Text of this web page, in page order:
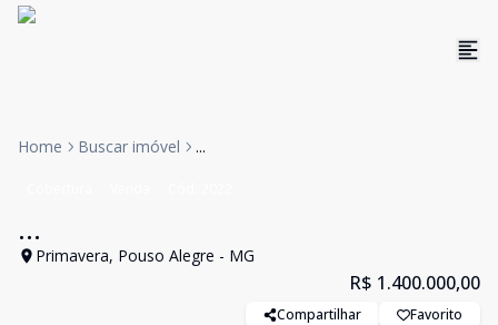
Home Buscar imóvel ...
...
Primavera, Pouso Alegre - MG
R$ 1.400.000,00
Compartilhar Favorito